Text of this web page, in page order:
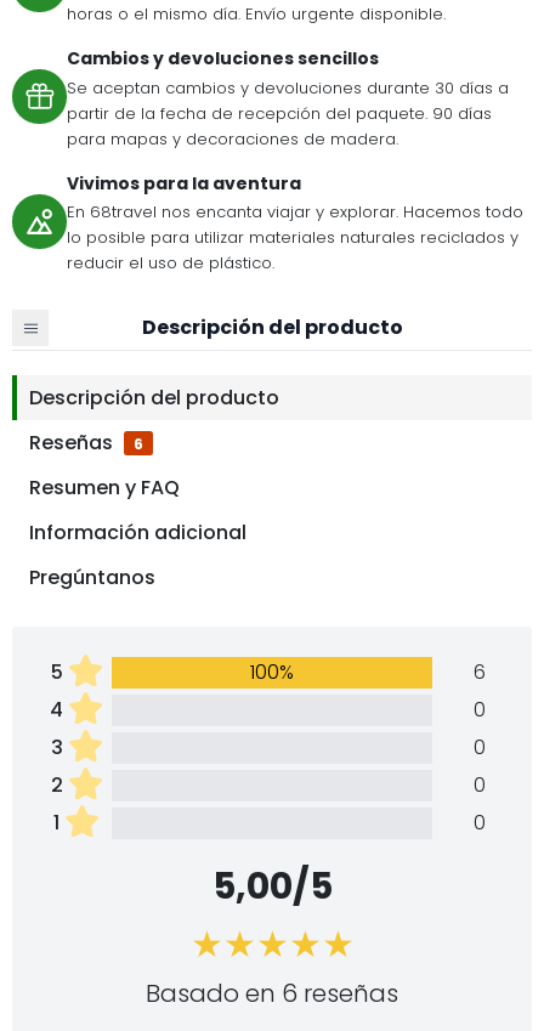
horas o el mismo día. Envío urgente disponible.
Cambios y devoluciones sencillos
Se aceptan cambios y devoluciones durante 30 días a
partir de la fecha de recepción del paquete. 90 días
para mapas y decoraciones de madera.
Vivimos para la aventura
En 68travel nos encanta viajar y explorar. Hacemos todo
lo posible para utilizar materiales naturales reciclados y
reducir el uso de plástico.
Descripción del producto
Descripción del producto
Reseñas
6
Resumen y FAQ
Información adicional
Pregúntanos
5 100%
6
4
0
3
0
2
0
1
0
5,00/5
Basado en 6 reseñas